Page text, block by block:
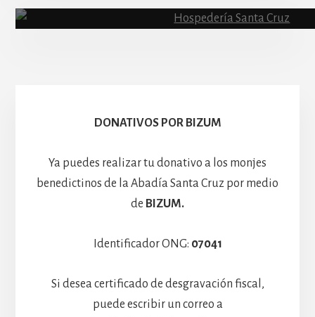
Hospedería
DONATIVOS POR BIZUM
Ya puedes realizar tu donativo a los monjes
benedictinos de la Abadía Santa Cruz por medio
de BIZUM.
Identificador ONG: 07041
Si desea certificado de desgravación fiscal,
puede escribir un correo a